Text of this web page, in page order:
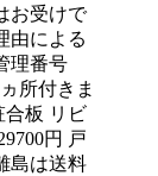
お受けで
由による
理番号
所付きま
合板 リビ
円 戸
島は送料